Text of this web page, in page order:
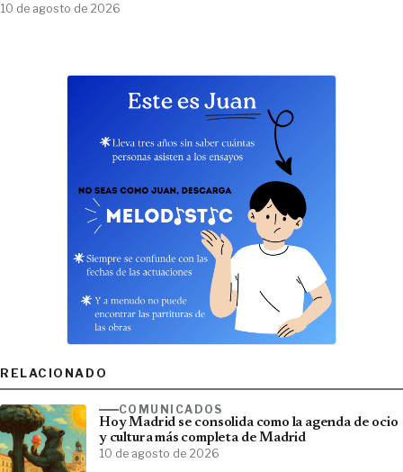
10 de agosto de 2026
RELACIONADO
COMUNICADOS
Hoy Madrid se consolida como la agenda de ocio
y cultura más completa de Madrid
10 de agosto de 2026